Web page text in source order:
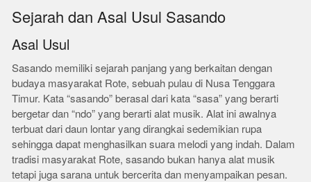
Sejarah dan Asal Usul Sasando
Asal Usul
Sasando memiliki sejarah panjang yang berkaitan dengan
budaya masyarakat Rote, sebuah pulau di Nusa Tenggara
Timur. Kata “sasando” berasal dari kata “sasa” yang berarti
bergetar dan “ndo” yang berarti alat musik. Alat ini awalnya
terbuat dari daun lontar yang dirangkai sedemikian rupa
sehingga dapat menghasilkan suara melodi yang indah. Dalam
tradisi masyarakat Rote, sasando bukan hanya alat musik
tetapi juga sarana untuk bercerita dan menyampaikan pesan.